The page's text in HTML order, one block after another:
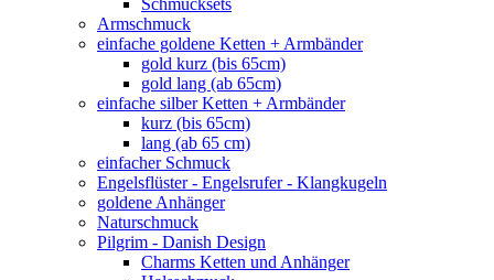
Armschmuck
einfache goldene Ketten + Armbänder
gold kurz (bis 65cm)
gold lang (ab 65cm)
einfache silber Ketten + Armbänder
kurz (bis 65cm)
lang (ab 65 cm)
einfacher Schmuck
Engelsflüster - Engelsrufer - Klangkugeln
goldene Anhänger
Naturschmuck
Pilgrim - Danish Design
Charms Ketten und Anhänger